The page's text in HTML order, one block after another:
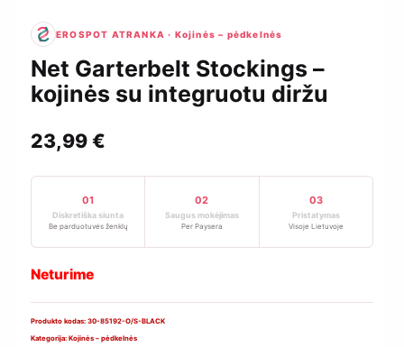
EROSPOT ATRANKA · Kojinės – pėdkelnės
Net Garterbelt Stockings –
kojinės su integruotu diržu
23,99€
01
Diskretiška siunta
Be parduotuvės ženklų
02
Saugus mokėjimas
Per Paysera
03
Pristatymas
Visoje Lietuvoje
Neturime
Produkto kodas: 30-85192-O/S-BLACK
Kategorija: Kojinės – pėdkelnės